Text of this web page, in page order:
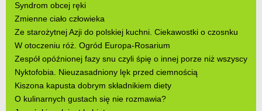
Syndrom obcej ręki
Zmienne ciało człowieka
Ze starożytnej Azji do polskiej kuchni. Ciekawostki o czosnku
W otoczeniu róż. Ogród Europa-Rosarium
Zespół opóźnionej fazy snu czyli śpię o innej porze niż wszyscy
Nyktofobia. Nieuzasadniony lęk przed ciemnością
Kiszona kapusta dobrym składnikiem diety
O kulinarnych gustach się nie rozmawia?